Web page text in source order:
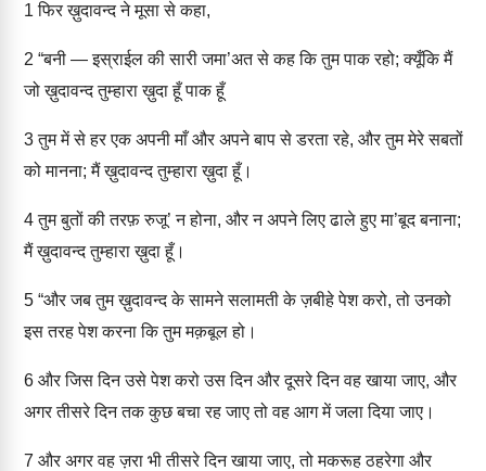
1 फिर ख़ुदावन्द ने मूसा से कहा,
2 “बनी — इस्राईल की सारी जमा’अत से कह कि तुम पाक रहो; क्यूँकि मैं
जो ख़ुदावन्द तुम्हारा ख़ुदा हूँ पाक हूँ
3तुम में से हर एक अपनी माँ और अपने बाप से डरता रहे, और तुम मेरे सबतों
को मानना; मैं ख़ुदावन्द तुम्हारा ख़ुदा हूँ।
4तुम बुतों की तरफ़ रुजू’ न होना, और न अपने लिए ढाले हुए मा’बूद बनाना;
मैं ख़ुदावन्द तुम्हारा ख़ुदा हूँ।
5 “और जब तुम ख़ुदावन्द के सामने सलामती के ज़बीहे पेश करो, तो उनको
इस तरह पेश करना कि तुम मक़बूल हो।
6 और जिस दिन उसे पेश करो उस दिन और दूसरे दिन वह खाया जाए, और
अगर तीसरे दिन तक कुछ बचा रह जाए तो वह आग में जला दिया जाए।
7 और अगर वह ज़रा भी तीसरे दिन खाया जाए, तो मकरूह ठहरेगा और